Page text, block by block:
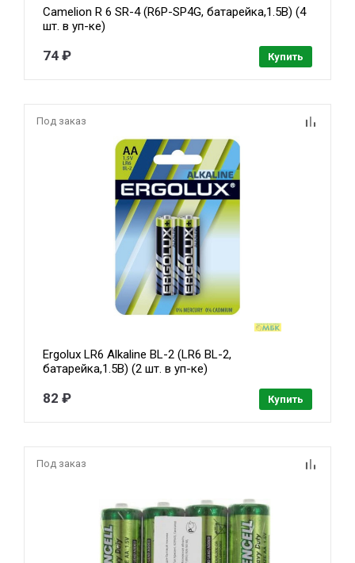
Camelion R 6 SR-4 (R6P-SP4G, батарейка,1.5В) (4
шт. в уп-ке)
74 ₽ Купить
Под заказ
Ergolux LR6 Alkaline BL-2 (LR6 BL-2,
батарейка,1.5В) (2 шт. в уп-ке)
82 ₽ Купить
Под заказ